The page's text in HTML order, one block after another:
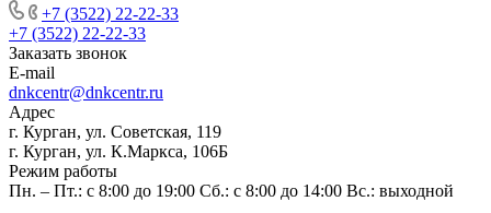
+7 (3522) 22-22-33
+7 (3522) 22-22-33
Заказать звонок
E-mail
dnkcentr@dnkcentr.ru
Адрес
г. Курган, ул. Советская, 119
г. Курган, ул. К.Маркса, 106Б
Режим работы
Пн. – Пт.: с 8:00 до 19:00 Сб.: с 8:00 до 14:00 Вс.: выходной